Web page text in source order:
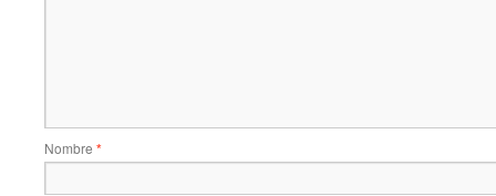
Nombre *